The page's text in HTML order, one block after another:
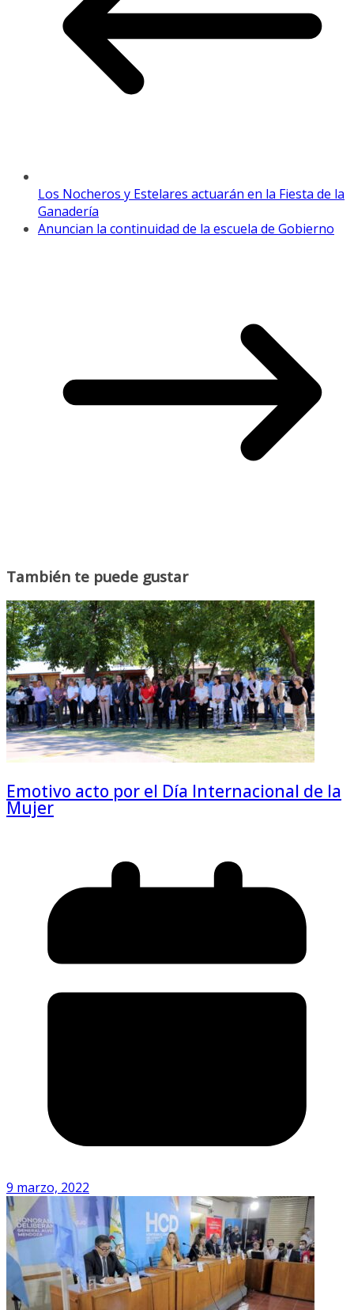
Los Nocheros y Estelares actuarán en la Fiesta de la
Ganadería
Anuncian la continuidad de la escuela de Gobierno
También te puede gustar
Emotivo acto por el Día Internacional de la
Mujer
9 marzo, 2022